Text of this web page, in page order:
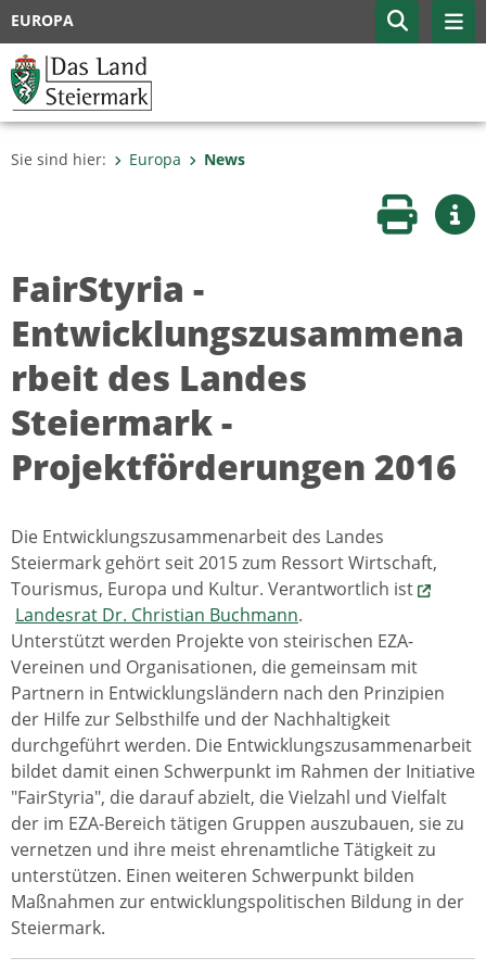
EUROPA
Sie sind hier: Europa News
Seite
FairStyria -
Entwicklungszusammena
rbeit des Landes
Steiermark -
Projektförderungen 2016
Die Entwicklungszusammenarbeit des Landes
Steiermark gehört seit 2015 zum Ressort Wirtschaft,
Tourismus, Europa und Kultur. Verantwortlich ist
Landesrat Dr. Christian Buchmann.
Unterstützt werden Projekte von steirischen EZA-
Vereinen und Organisationen, die gemeinsam mit
Partnern in Entwicklungsländern nach den Prinzipien
der Hilfe zur Selbsthilfe und der Nachhaltigkeit
durchgeführt werden. Die Entwicklungszusammenarbeit
bildet damit einen Schwerpunkt im Rahmen der Initiative
"FairStyria", die darauf abzielt, die Vielzahl und Vielfalt
der im EZA-Bereich tätigen Gruppen auszubauen, sie zu
vernetzen und ihre meist ehrenamtliche Tätigkeit zu
unterstützen. Einen weiteren Schwerpunkt bilden
Maßnahmen zur entwicklungspolitischen Bildung in der
Steiermark.